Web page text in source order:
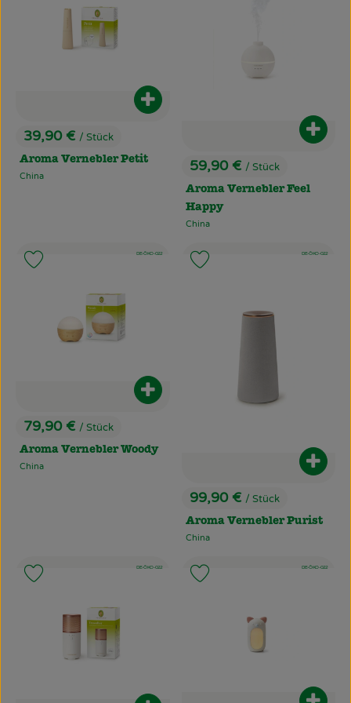
, Preis:
39,90 € / Stück
Aroma Vernebler Petit
, Herkunft:
China
Produkt zum Warenkorb
, Preis:
59,90 € / Stück
Aroma Vernebler Feel
Happy
, Herkunft:
China
, Preis:
79,90 € / Stück
Aroma Vernebler Woody
, Herkunft:
China
Produkt zum Warenkorb
, Verband:
, Kontrollstelle:
DE-ÖKO-022
Produkt zu Favouriten hinzufügen
, Preis:
99,90 € / Stück
Aroma Vernebler Purist
, Herkunft:
China
, Verband:
, Kontrollstelle:
DE-ÖKO-022
, Verband:
, Kontrollstelle:
DE-ÖKO-022
Produkt zu Favouriten hinzufügen
, Verband:
, Kontrollstelle:
DE-ÖKO-022